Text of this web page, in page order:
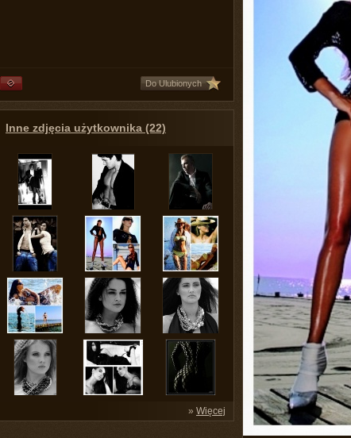
Do Ulubionych
Inne zdjęcia użytkownika (22)
» Więcej